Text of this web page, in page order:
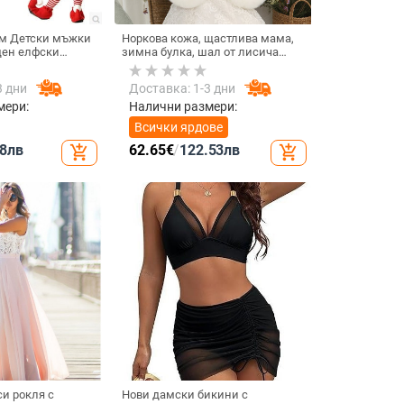
Детски мъжки
елфски
за косплей
нощ f
дни
лв add_shopping_cart
Норкова кожа, щастлива мама,
зимна булка, шал от лисича
кожа, сватбена рокля, рокля,
наметало, кожена наметало
Cheongsam, връхно облекло от
бяла кожа за жени
Доставка: 1-3 дни
Налични размери:
Всички ярдове
62.65€/122.53лв add_shopping_cart
рокля с
Нови дамски бикини с